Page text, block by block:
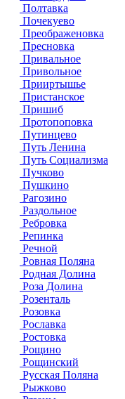
Полтавка
Почекуево
Преображеновка
Пресновка
Привальное
Привольное
Прииртышье
Пристанское
Пришиб
Протопоповка
Путинцево
Путь Ленина
Путь Социализма
Пучково
Пушкино
Рагозино
Раздольное
Ребровка
Репинка
Речной
Ровная Поляна
Родная Долина
Роза Долина
Розенталь
Розовка
Рославка
Ростовка
Рощино
Рощинский
Русская Поляна
Рыжково